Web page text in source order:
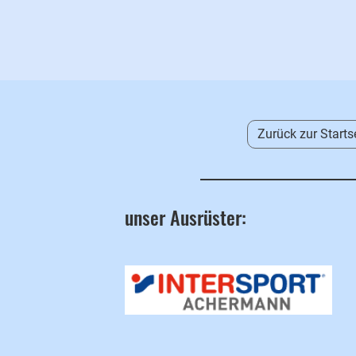
Zurück zur
unser Ausrüster: